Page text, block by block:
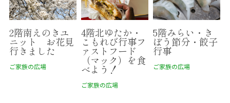
2階南えのきユ
ニット お花見
行きました
ご家族の広場
4階北ゆたか・
こもれび行事フ
ァストフード
（マック）を食
べよう！
ご家族の広場
5階みらい・き
ぼう節分・餃子
行事
ご家族の広場